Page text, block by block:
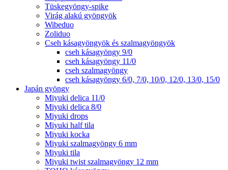
Tüskegyöngy-spike
Virág alakú gyöngyök
Wibeduo
Zoliduo
Cseh kásagyöngyök és szalmagyöngyök
cseh kásagyöngy 9/0
cseh kásagyöngy 11/0
cseh szalmagyöngy
cseh kásagyöngy 6/0, 7/0, 10/0, 12/0, 13/0, 15/0
Japán gyöngy
Miyuki delica 11/0
Miyuki delica 8/0
Miyuki drops
Miyuki half tila
Miyuki kocka
Miyuki szalmagyöngy 6 mm
Miyuki tila
Miyuki twist szalmagyöngy 12 mm